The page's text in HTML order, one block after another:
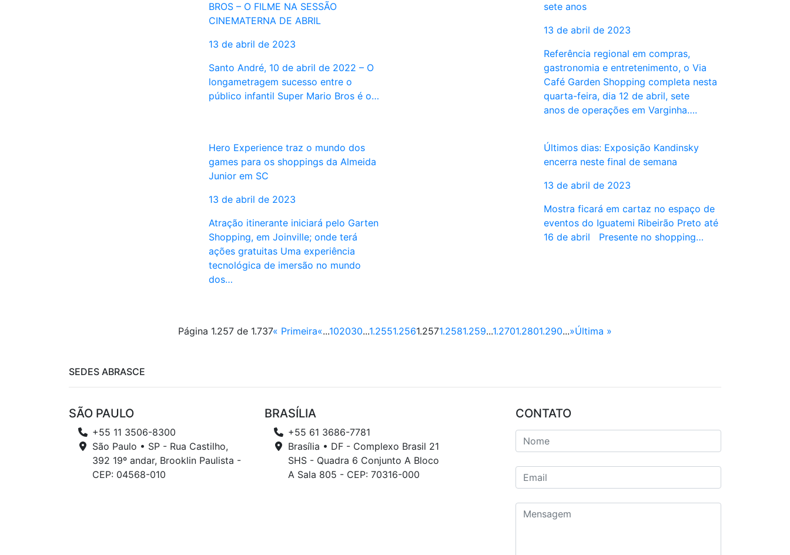
BROS – O FILME NA SESSÃO
CINEMATERNA DE ABRIL
13 de abril de 2023
Santo André, 10 de abril de 2022 – O
longametragem sucesso entre o
público infantil Super Mario Bros é o…
sete anos
13 de abril de 2023
Referência regional em compras,
gastronomia e entretenimento, o Via
Café Garden Shopping completa nesta
quarta-feira, dia 12 de abril, sete
anos de operações em Varginha….
Hero Experience traz o mundo dos
games para os shoppings da Almeida
Junior em SC
13 de abril de 2023
Atração itinerante iniciará pelo Garten
Shopping, em Joinville; onde terá
ações gratuitas Uma experiência
tecnológica de imersão no mundo
dos…
Últimos dias: Exposição Kandinsky
encerra neste final de semana
13 de abril de 2023
Mostra ficará em cartaz no espaço de
eventos do Iguatemi Ribeirão Preto até
16 de abril Presente no shopping…
Página 1.257 de 1.737« Primeira«...102030...1.2551.2561.2571.2581.259...1.2701.2801.290...»Última »
SEDES ABRASCE
SÃO PAULO
+55 11 3506-8300
São Paulo • SP - Rua Castilho,
392 19º andar, Brooklin Paulista -
CEP: 04568-010
BRASÍLIA
+55 61 3686-7781
Brasília • DF - Complexo Brasil 21
SHS - Quadra 6 Conjunto A Bloco
A Sala 805 - CEP: 70316-000
CONTATO